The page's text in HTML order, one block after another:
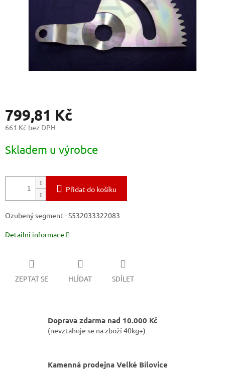
799,81 Kč
661 Kč bez DPH
cena:
Skladem u výrobce
Přidat do košíku
Ozubený segment - S532033322083
Detailní informace
ZEPTAT SE HLÍDAT SDÍLET
Doprava zdarma nad 10.000 Kč
(nevztahuje se na zboží 40kg+)
Kamenná prodejna Velké Bílovice